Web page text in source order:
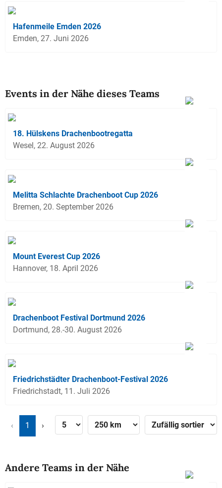
Hafenmeile Emden 2026
Emden, 27. Juni 2026
Events in der Nähe dieses Teams
18. Hülskens Drachenbootregatta
Wesel, 22. August 2026
Melitta Schlachte Drachenboot Cup 2026
Bremen, 20. September 2026
Mount Everest Cup 2026
Hannover, 18. April 2026
Drachenboot Festival Dortmund 2026
Dortmund, 28.-30. August 2026
Friedrichstädter Drachenboot-Festival 2026
Friedrichstadt, 11. Juli 2026
‹ 1 ›
Andere Teams in der Nähe